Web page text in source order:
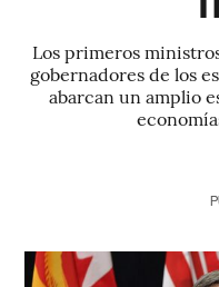
Los primeros
gobernadores de los
abarcan un amplio